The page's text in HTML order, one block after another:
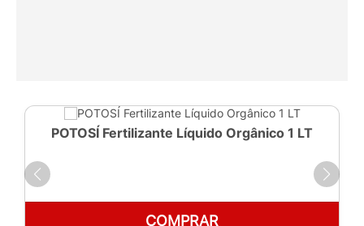
POTOSÍ Fertilizante Líquido Orgânico 1 LT
COMPRAR